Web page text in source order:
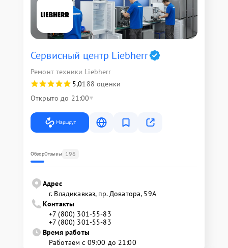
Сервисный центр Liebherr
Ремонт техники Liebherr
5,0188 оценки
Открыто до 21:00
Маршрут
ОбзорОтзывы 196
Адрес
г. Владикавказ, пр. Доватора, 59А
Контакты
+7 (800) 301-55-83
+7 (800) 301-55-83
Время работы
Работаем с 09:00 до 21:00